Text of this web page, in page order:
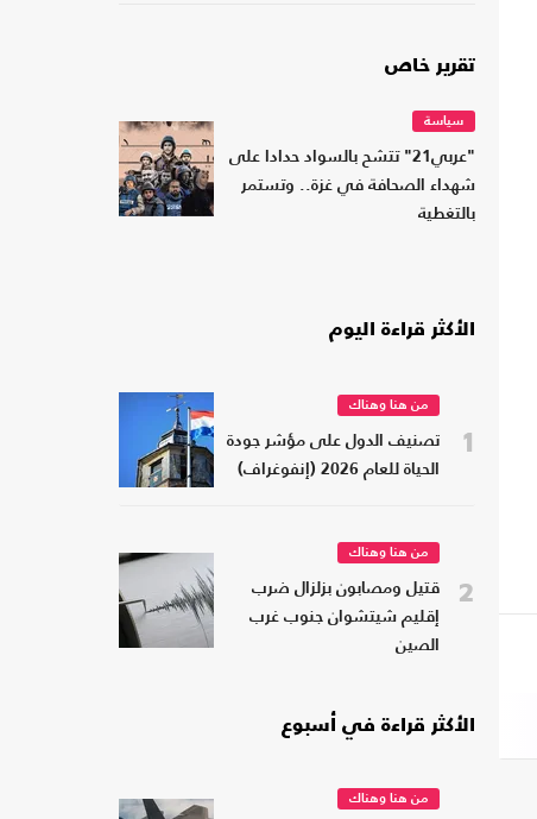
تقرير خاص
سياسة
"عربي21" تتشح بالسواد حدادا على
شهداء الصحافة في غزة.. وتستمر
بالتغطية
الأكثر قراءة اليوم
1
من هنا وهناك
تصنيف الدول على مؤشر جودة
الحياة للعام 2026 (إنفوغراف)
2
من هنا وهناك
قتيل ومصابون بزلزال ضرب
إقليم شيتشوان جنوب غرب
الصين
الأكثر قراءة في أسبوع
من هنا وهناك